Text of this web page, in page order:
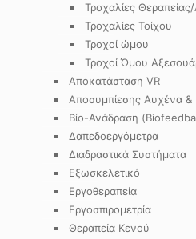
Τροχαλίες
Τροχαλίες Τοίχου
Τροχοί ώμου
Τροχοί Ώμου
Αποκατάσταση VR
Αποσυμπίεσης Αυχένα
Βίο-Ανάδραση
Δαπεδοεργόμετρα
Διαδραστικά Συστήματα
Εξωσκελετικό
Εργοθεραπεία
Εργοσπιρομετρία
Θεραπεία Κενού